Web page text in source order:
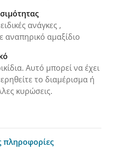
ανάγκες ,
αμαξίδιο
Αυτό μπορεί να έχει
το διαμέρισμα ή
κυρώσεις.
πληροφορίες